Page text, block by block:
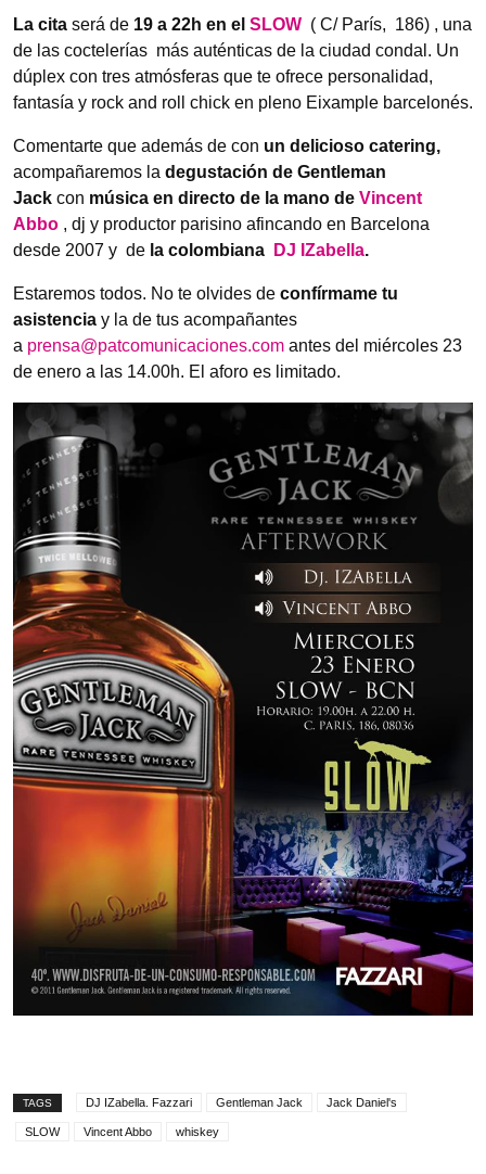
La cita será de 19 a 22h en el SLOW ( C/ París, 186) , una
de las coctelerías más auténticas de la ciudad condal. Un
dúplex con tres atmósferas que te ofrece personalidad,
fantasía y rock and roll chick en pleno Eixample barcelonés.
Comentarte que además de con un delicioso catering,
acompañaremos la degustación de Gentleman
Jack con música en directo de la mano de Vincent
Abbo , dj y productor parisino afincando en Barcelona
desde 2007 y de la colombiana DJ IZabella.
Estaremos todos. No te olvides de confírmame tu
asistencia y la de tus acompañantes
a prensa@patcomunicaciones.com antes del miércoles 23
de enero a las 14.00h. El aforo es limitado.
TAGS DJ IZabella. Fazzari Gentleman Jack Jack Daniel's
SLOW Vincent Abbo whiskey